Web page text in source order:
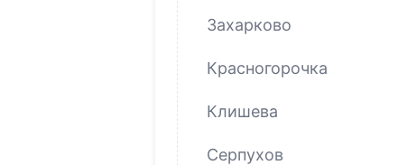
Захарково
Красногорочка
Клишева
Серпухов